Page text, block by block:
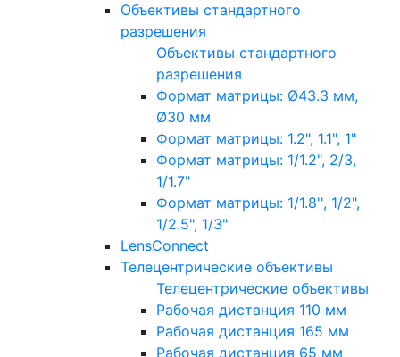
Объективы стандартного
разрешения
Объективы стандартного
разрешения
Формат матрицы: Ø43.3 мм,
Ø30 мм
Формат матрицы: 1.2", 1.1", 1"
Формат матрицы: 1/1.2", 2/3,
1/1.7"
Формат матрицы: 1/1.8'', 1/2",
1/2.5", 1/3"
LensConnect
Телецентрические объективы
Телецентрические объективы
Рабочая дистанция 110 мм
Рабочая дистанция 165 мм
Рабочая дистанция 65 мм